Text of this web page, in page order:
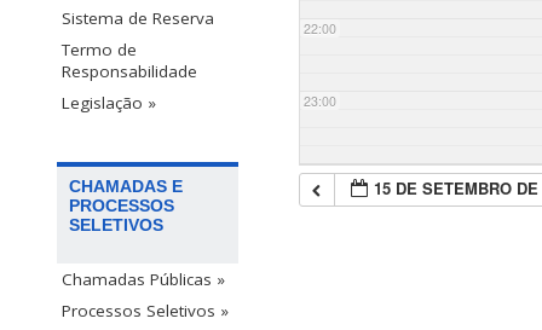
Sistema de Reserva
Termo de
Responsabilidade
Legislação »
CHAMADAS E
PROCESSOS
SELETIVOS
Chamadas Públicas »
Processos Seletivos »
22:00
23:00
15 DE SETEMBRO DE